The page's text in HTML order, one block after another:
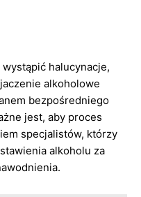
halucynacje,
alkoholowe
bezpośredniego
jest, aby proces
specjalistów, którzy
alkoholu za